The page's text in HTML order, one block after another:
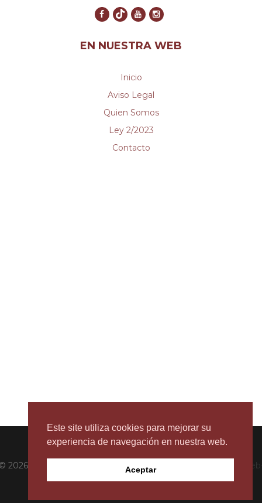
Este site utiliza cookies para mejorar su
experiencia de navegación en nuestra web.
Aceptar
EN NUESTRA WEB
Inicio
Aviso Legal
Quien Somos
Ley 2/2023
Contacto
2026 BestMaresme. All rights reserved. Powered by
JMT
Sites